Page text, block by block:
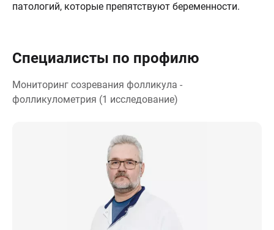
патологий, которые препятствуют беременности.
Специалисты по профилю
Мониторинг созревания фолликула -
фолликулометрия (1 исследование)